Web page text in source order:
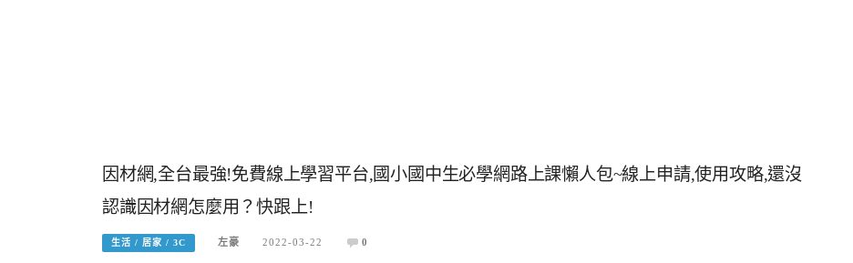
因材網,全台最強!免費線上學習平台,國小國中生必學網路上課懶人包~線上申請,使用攻略,還沒
認識因材網怎麼用？快跟上!
生活 / 居家 / 3C 左豪 2022-03-22 0